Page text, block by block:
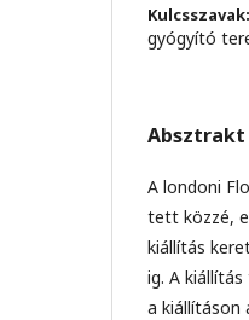
Kulcsszavak:
gyógyító
Absztrakt
A londoni
tett közzé,
kiállítás
ig. A
a kiállításon